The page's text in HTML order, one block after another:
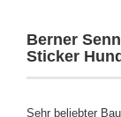
Berner
Sticker Hund
Sehr beliebter